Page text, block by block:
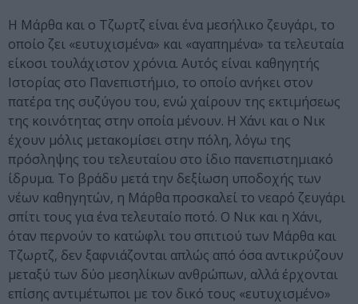
Η Μάρθα και ο Τζωρτζ είναι ένα μεσήλικο ζευγάρι, το
οποίο ζει «ευτυχισμένα» και «αγαπημένα» τα τελευταία
είκοσι τουλάχιστον χρόνια. Αυτός είναι καθηγητής
Ιστορίας στο Πανεπιστήμιο, το οποίο ανήκει στον
πατέρα της συζύγου του, ενώ χαίρουν της εκτιμήσεως
της κοινότητας στην οποία μένουν. Η Χάνι και ο Νικ
έχουν μόλις μετακομίσει στην πόλη, λόγω της
πρόσληψης του τελευταίου στο ίδιο πανεπιστημιακό
ίδρυμα. Το βράδυ μετά την δεξίωση υποδοχής των
νέων καθηγητών, η Μάρθα προσκαλεί το νεαρό ζευγάρι
σπίτι τους για ένα τελευταίο ποτό. Ο Νικ και η Χάνι,
όταν περνούν το κατώφλι του σπιτιού των Μάρθα και
Τζωρτζ, δεν ξαφνιάζονται απλώς από όσα αντικρύζουν
μεταξύ των δύο μεσηλίκων ανθρώπων, αλλά έρχονται
επίσης αντιμέτωποι με τον δικό τους «ευτυχισμένο»